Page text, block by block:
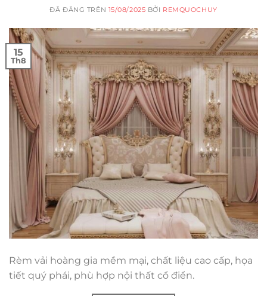
ĐÃ ĐĂNG TRÊN 15/08/2025 BỞI REMQUOCHUY
15
Th8
Rèm vải hoàng gia mềm mại, chất liệu cao cấp, họa
tiết quý phái, phù hợp nội thất cổ điển.